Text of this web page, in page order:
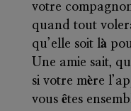
votre
quand tout
qu’elle soit là
Une amie sait,
si votre mère
vous êtes